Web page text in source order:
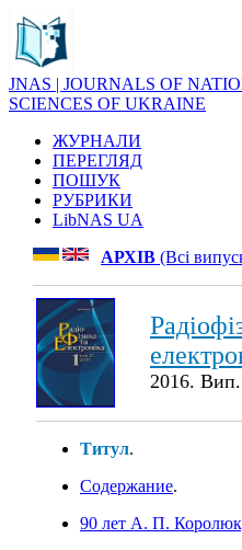
JNAS | JOURNALS OF
SCIENCES OF UKRAINE
ЖУРНАЛИ
ПЕРЕГЛЯД
ПОШУК
РУБРИКИ
LibNAS UA
АРХІВ (Всі
2016.
Титул.
Содержание.
90 лет А. П.